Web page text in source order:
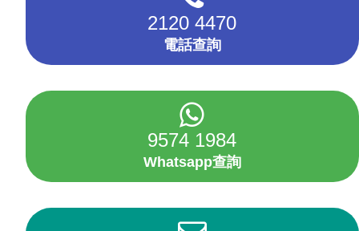
2120 4470
電話查詢
9574 1984
Whatsapp查詢